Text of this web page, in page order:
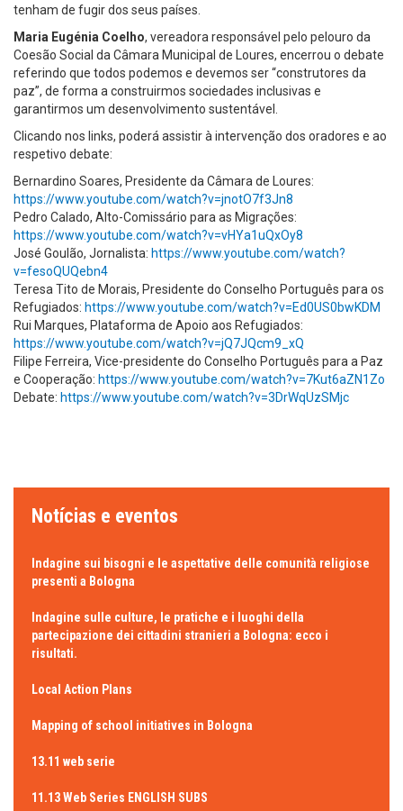
tenham de fugir dos seus países.
Maria Eugénia Coelho, vereadora responsável pelo pelouro da
Coesão Social da Câmara Municipal de Loures, encerrou o debate
referindo que todos podemos e devemos ser “construtores da
paz”, de forma a construirmos sociedades inclusivas e
garantirmos um desenvolvimento sustentável.
Clicando nos links, poderá assistir à intervenção dos oradores e ao
respetivo debate:
Bernardino Soares, Presidente da Câmara de Loures:
https://www.youtube.com/watch?v=jnotO7f3Jn8
Pedro Calado, Alto-Comissário para as Migrações:
https://www.youtube.com/watch?v=vHYa1uQxOy8
José Goulão, Jornalista: https://www.youtube.com/watch?
v=fesoQUQebn4
Teresa Tito de Morais, Presidente do Conselho Português para os
Refugiados: https://www.youtube.com/watch?v=Ed0US0bwKDM
Rui Marques, Plataforma de Apoio aos Refugiados:
https://www.youtube.com/watch?v=jQ7JQcm9_xQ
Filipe Ferreira, Vice-presidente do Conselho Português para a Paz
e Cooperação: https://www.youtube.com/watch?v=7Kut6aZN1Zo
Debate: https://www.youtube.com/watch?v=3DrWqUzSMjc
Notícias e eventos
Indagine sui bisogni e le aspettative delle comunità religiose
presenti a Bologna
Indagine sulle culture, le pratiche e i luoghi della
partecipazione dei cittadini stranieri a Bologna: ecco i
risultati.
Local Action Plans
Mapping of school initiatives in Bologna
13.11 web serie
11.13 Web Series ENGLISH SUBS